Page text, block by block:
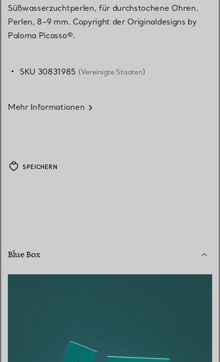
Süßwasserzuchtperlen, für durchstochene Ohren.
Perlen, 8–9 mm. Copyright der Originaldesigns by
Paloma Picasso®.
SKU 30831985 (Vereinigte Staaten)
Mehr Informationen
SPEICHERN
Blue Box